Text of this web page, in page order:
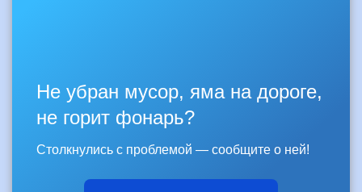
Не убран мусор, яма на дороге,
не горит фонарь?
Столкнулись с проблемой — сообщите о ней!